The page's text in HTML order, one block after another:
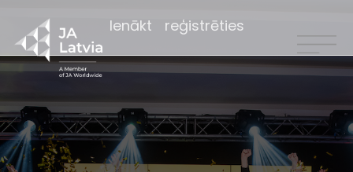
Ienākt reģistrēties